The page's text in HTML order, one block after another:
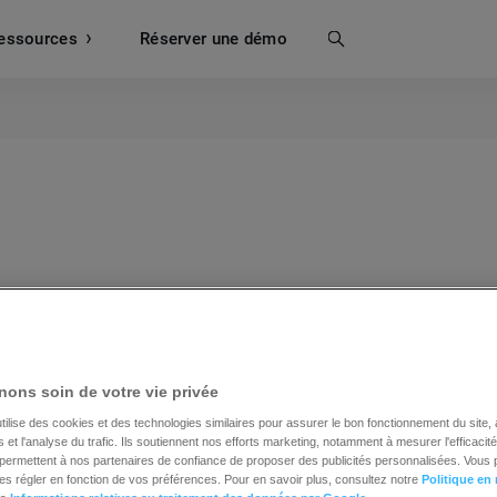
Réserver une démo
Recherche
de visiteurs ou d’utilisateurs qui accèdent à un site web
cruciale pour les propriétaires de sites web et les
la popularité, la portée et la performance
catégories, notamment le trafic organique, le
soin de votre vie privée
des cookies et des technologies similaires pour assurer le bon fonctionnement du site,
et l'analyse du trafic. Ils soutiennent nos efforts marketing, notamment à mesurer
à nos partenaires de confiance de proposer des publicités personnalisées. Vous
régler en fonction de vos préférences. Pour en savoir plus, consultez notre Politique en